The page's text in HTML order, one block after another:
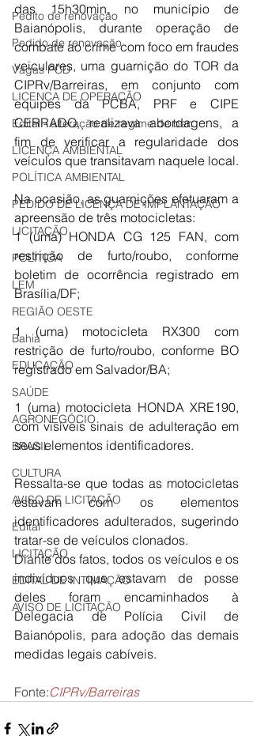
Pedito de renovação
Pedido de renovação
Vagas PCD
LICENÇA DE OPERAÇÃO
Edital - alteração de regime de ben
LICENÇA AMBIENTAL
POLÍTICA AMBIENTAL
PEDIDO DE LICENÇA DE IMPLANTAÇÃO
LICITAÇÃO
POLÍTICA
LEM
REGIÃO OESTE
Bahia
EDUCAÇÃO
SAÚDE
AGRONEGÓCIO
BRASIL
CULTURA
AVISO DE LICITAÇÃO
Edital
LICITAÇÃO
EDITAL DE INTIMAÇÃO
AVISO DE LICITAÇÃO
das 15h30min, no município de
Baianópolis, durante operação de
combate ao crime com foco em fraudes
veiculares, uma guarnição do TOR da
CIPRv/Barreiras, em conjunto com
equipes da PCBA, PRF e CIPE
CERRADO, realizava abordagens, a
fim de verificar a regularidade dos
veículos que transitavam naquele local.
Na ocasião, as guarnições efetuaram a
apreensão de três motocicletas:
1 (uma) HONDA CG 125 FAN, com
restrição de furto/roubo, conforme
boletim de ocorrência registrado em
Brasília/DF;
1 (uma) motocicleta RX300 com
restrição de furto/roubo, conforme BO
registrado em Salvador/BA;
1 (uma) motocicleta HONDA XRE190,
com visíveis sinais de adulteração em
seus elementos identificadores.
Ressalta-se que todas as motocicletas
estavam com os elementos
identificadores adulterados, sugerindo
tratar-se de veículos clonados.
Diante dos fatos, todos os veículos e os
indivíduos que estavam de posse
deles foram encaminhados à
Delegacia de Polícia Civil de
Baianópolis, para adoção das demais
medidas legais cabíveis.
Fonte:CIPRv/Barreiras